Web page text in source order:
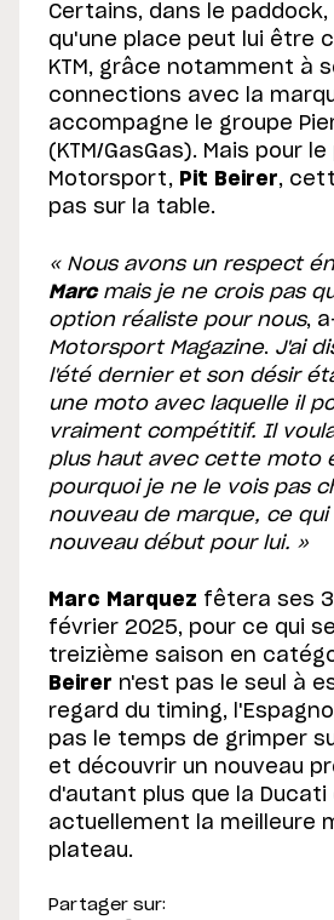
Certains, dans le
qu'une place peut lui être
KTM, grâce notamment à
connections avec la
accompagne le groupe
(KTM/GasGas). Mais pour
Motorsport, Pit Beirer,
pas sur la table.
« Nous avons un respect
Marc mais je ne crois pas
option réaliste pour nous,
Motorsport Magazine. J'ai
l'été dernier et son désir
une moto avec laquelle il
vraiment compétitif. Il
plus haut avec cette moto
pourquoi je ne le vois pas
nouveau de marque, ce
nouveau début pour lui. »
Marc Marquez fêtera ses
février 2025, pour ce qui
treizième saison en
Beirer n'est pas le seul à
regard du timing,
pas le temps de grimper
et découvrir un nouveau
d'autant plus que la Ducati
actuellement la meilleure
plateau.
Partager sur: